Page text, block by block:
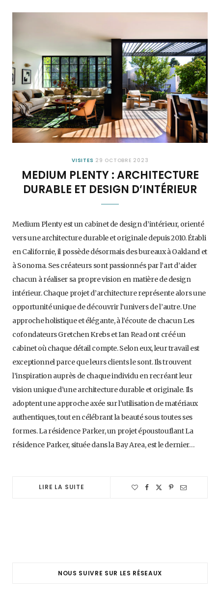
VISITES 29 OCTOBRE 2023
MEDIUM PLENTY : ARCHITECTURE
DURABLE ET DESIGN D’INTÉRIEUR
Medium Plenty est un cabinet de design d’intérieur, orienté
vers une architecture durable et originale depuis 2010. Établi
en Californie, il possède désormais des bureaux à Oakland et
à Sonoma. Ses créateurs sont passionnés par l’art d’aider
chacun à réaliser sa propre vision en matière de design
intérieur. Chaque projet d’architecture représente alors une
opportunité unique de découvrir l’univers de l’autre. Une
approche holistique et élégante, à l’écoute de chacun Les
cofondateurs Gretchen Krebs et Ian Read ont créé un
cabinet où chaque détail compte. Selon eux, leur travail est
exceptionnel parce que leurs clients le sont. Ils trouvent
l’inspiration auprès de chaque individu en recréant leur
vision unique d’une architecture durable et originale. Ils
adoptent une approche axée sur l’utilisation de matériaux
authentiques, tout en célébrant la beauté sous toutes ses
formes. La résidence Parker, un projet époustouflant La
résidence Parker, située dans la Bay Area, est le dernier…
LIRE LA SUITE
NOUS SUIVRE SUR LES RÉSEAUX